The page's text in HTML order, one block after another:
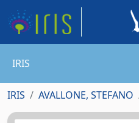
IRIS
IRIS AVALLONE, STEFANO